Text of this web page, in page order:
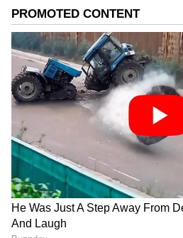
ராசிக்காரர்களுக்கோ
செய்வதை விட,
ஓய்வெடுப்பதே அலாதி
இருக்கும். ஜோதிட
கிரகங்களின்
தன்மைகளும் ஒருவரை
மந்தமாகவோ அல்லது
இருக்கவோ
இதனைச்
சொல்வதை விட,